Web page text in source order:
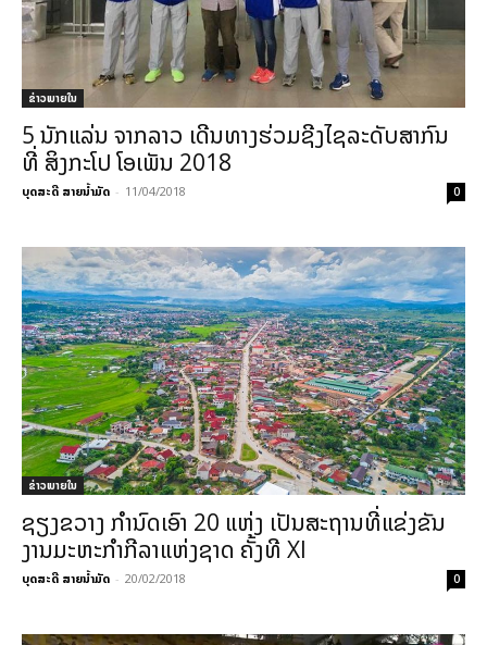
ຂ່າວພາຍ​ໃນ
5 ນັກແລ່ນ ຈາກລາວ ເດີນທາງຮ່ວມຊີງໄຊລະດັບສາກົນ
ທີ່ ສິງກະໂປ ໂອເພັນ 2018
ບຸດສະດີ ສາຍນ້ຳມັດ - 11/04/2018 0
ຂ່າວພາຍ​ໃນ
ຊຽງຂວາງ ກຳນົດເອົາ 20 ແຫ່ງ ເປັນສະຖານທີ່ແຂ່ງຂັນ
ງານມະຫະກຳກີລາແຫ່ງຊາດ ຄັ້ງທີ XI
ບຸດສະດີ ສາຍນ້ຳມັດ - 20/02/2018 0